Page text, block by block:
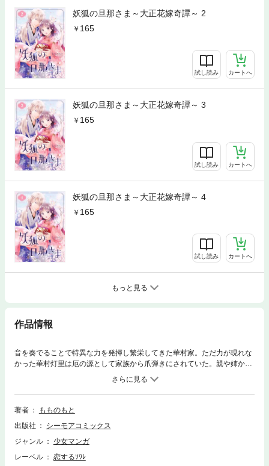
妖狐の旦那さま～大正花嫁奇譚～ 2
165
試し読み カートへ
妖狐の旦那さま～大正花嫁奇譚～ 3
165
試し読み カートへ
妖狐の旦那さま～大正花嫁奇譚～ 4
165
試し読み カートへ
もっと見る
作品情報
音を奏でることで特異な力を発揮し繁栄してきた華村家。ただ力が現れな
かった華村灯里は厄の源として家族から爪弾きにされていた。親や姉から
の心無い仕打ちに日々傷つく灯里。そんな時、この国で最も古く高貴な一
族の当主・九石実琴の花嫁探しを兼ねた夜会の招待状が灯里の元へと届
く。灯里は何かに惹かれるように夜会へ行くも、姉達に見つかってしまい
ひどい扱いを受ける。そこへ1人の美しい青年が制止し、灯里の手をとる
きゅんシンデレラストーリー！！！【恋するソワレ】
著者
もものもと
出版社
シーモアコミックス
ジャンル
少女マンガ
レーベル
恋するｿﾜﾚ